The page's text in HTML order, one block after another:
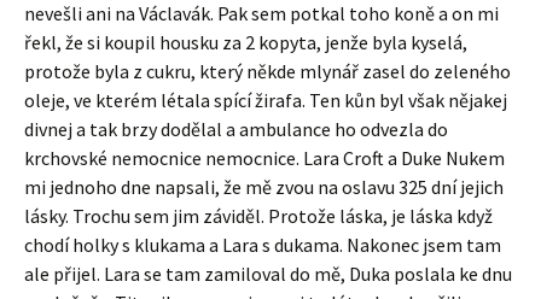
nevešli ani na Václavák. Pak sem potkal toho koně a on mi
řekl, že si koupil housku za 2 kopyta, jenže byla kyselá,
protože byla z cukru, který někde mlynář zasel do zeleného
oleje, ve kterém létala spící žirafa. Ten kůn byl však nějakej
divnej a tak brzy dodělal a ambulance ho odvezla do
krchovské nemocnice nemocnice. Lara Croft a Duke Nukem
mi jednoho dne napsali, že mě zvou na oslavu 325 dní jejich
lásky. Trochu sem jim záviděl. Protože láska, je láska když
chodí holky s klukama a Lara s dukama. Nakonec jsem tam
ale přijel. Lara se tam zamiloval do mě, Duka poslala ke dnu